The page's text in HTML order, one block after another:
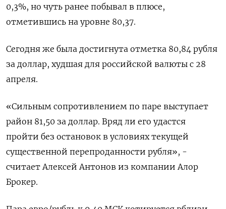
0,3%, но чуть ранее побывал в плюсе,
отметившись на уровне 80,37.
Сегодня же была достигнута отметка 80,84 рубля
за доллар, худшая для российской валюты с 28
апреля.
«Сильным сопротивлением по паре выступает
район 81,50 за доллар. Вряд ли его удастся
пройти без остановок в условиях текущей
существенной перепроданности рубля», -
считает Алексей Антонов из компании Алор
Брокер.